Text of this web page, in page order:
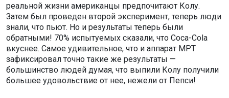
реальной жизни американцы предпочитают Колу.
Затем был проведен второй эксперимент, теперь люди
знали, что пьют. Но и результаты теперь были
обратными! 70% испытуемых сказали, что Coca-Cola
вкуснее. Самое удивительное, что и аппарат МРТ
зафиксировал точно такие же результаты —
большинство людей думая, что выпили Колу получили
большее удовольствие от нее, нежели от Пепси!